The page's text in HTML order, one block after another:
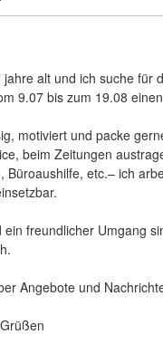
jahre alt und ich suche für
9.07 bis zum 19.08
motiviert und packe
beim Zeitungen
Büroaushilfe, etc.– ich
ein freundlicher Umgang
Angebote und